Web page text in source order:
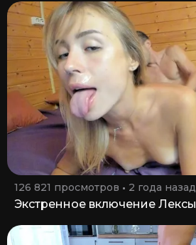
126 821 просмотров 2 года назад
Экстренное включение Лексы